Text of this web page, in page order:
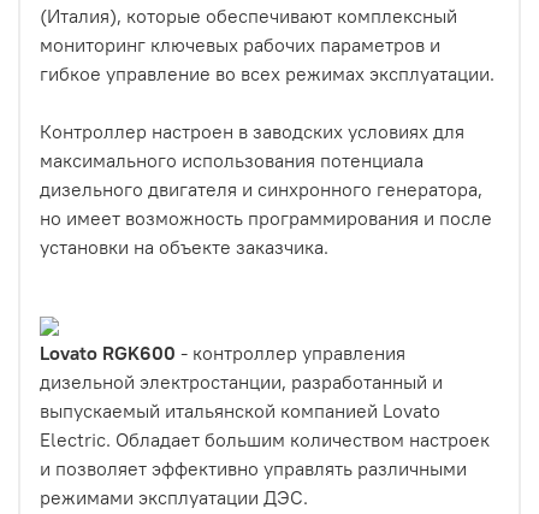
(Италия), которые обеспечивают комплексный
мониторинг ключевых рабочих параметров и
гибкое управление во всех режимах эксплуатации.
Контроллер настроен в заводских условиях для
максимального использования потенциала
дизельного двигателя и синхронного генератора,
но имеет возможность программирования и после
установки на объекте заказчика.
Lovato RGK600 - контроллер управления
дизельной электростанции, разработанный и
выпускаемый итальянской компанией Lovato
Electric. Обладает большим количеством настроек
и позволяет эффективно управлять различными
режимами эксплуатации ДЭС.